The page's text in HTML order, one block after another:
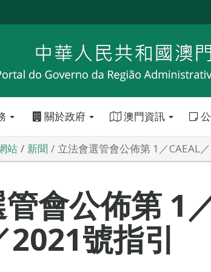
關於政府 澳門資訊
站 新聞 立法會選管會公佈第 1／CAEAL
會公佈第 1
2021號指引